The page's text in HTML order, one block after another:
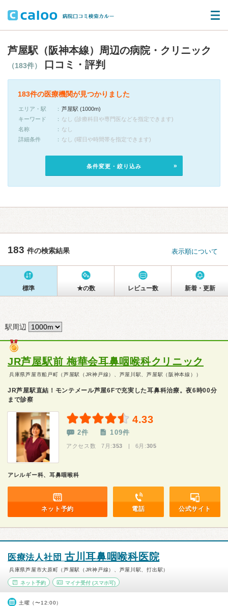
芦屋駅（阪神本線）周辺の病院・クリニック
（183件） 口コミ・評判
183件の医療機関が見つかりました
エリア・駅
芦屋駅 (1000m)
キーワード
なし (診療科目や専門医などを指定できます)
名称
なし
詳細条件
なし (曜日や時間帯を指定できます)
条件変更・絞り込み
183 件の検索結果 表示順について
標準 ★の数 レビュー数 新着・更新
駅周辺
JR芦屋駅前 梅華会耳鼻咽喉科クリニック
兵庫県芦屋市船戸町（芦屋駅（JR神戸線）、芦屋川駅、芦屋駅（阪神本線））
JR芦屋駅直結！モンテメール芦屋6Fで充実した耳鼻科治療。夜6時00分
まで診察
4.33
2件 109件
アクセス数 7月:353 | 6月:305
アレルギー科、耳鼻咽喉科
ネット予約 電話 公式サイト
医療法人社団 古川耳鼻咽喉科医院
兵庫県芦屋市大原町（芦屋駅（JR神戸線）、芦屋川駅、打出駅）
ネット予約 マイナ受付(スマホ可)
土曜（〜12:00）